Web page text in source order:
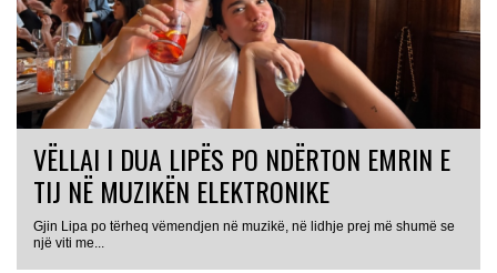
VËLLAI I DUA LIPËS PO NDËRTON EMRIN E
TIJ NË MUZIKËN ELEKTRONIKE
Gjin Lipa po tërheq vëmendjen në muzikë, në lidhje prej më shumë se
një viti me...
GJERMANI